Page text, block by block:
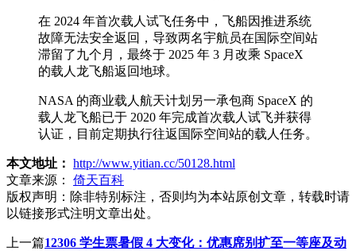
在 2024 年首次载人试飞任务中，飞船因推进系统
故障无法安全返回，导致两名宇航员在国际空间站
滞留了九个月，最终于 2025 年 3 月改乘 SpaceX
的载人龙飞船返回地球。
NASA 的商业载人航天计划另一承包商 SpaceX 的
载人龙飞船已于 2020 年完成首次载人试飞并获得
认证，目前定期执行往返国际空间站的载人任务。
本文地址： http://www.yitian.cc/50128.html
文章来源：
倚天百科
版权声明： 除非特别标注，否则均为本站原创文章，转载时请
以链接形式注明文章出处。
上一篇12306 学生票暑假 4 大变化：优惠席别扩至一等座及动